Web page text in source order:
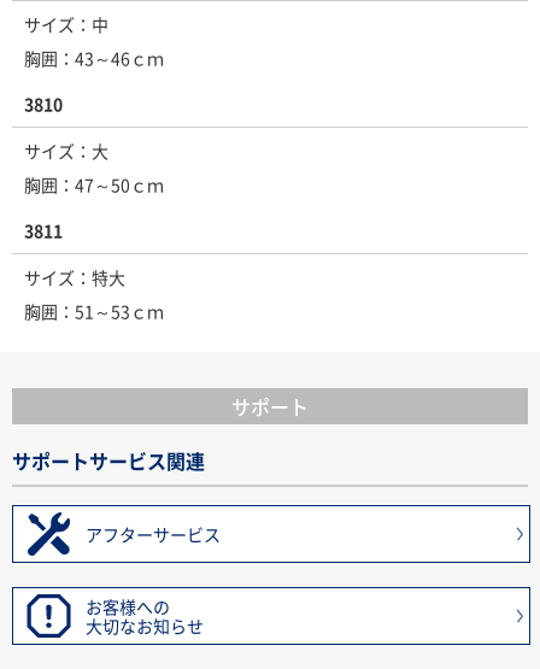
サイズ：中
胸囲：43～46ｃｍ
3810
サイズ：大
胸囲：47～50ｃｍ
3811
サイズ：特大
胸囲：51～53ｃｍ
サポート
サポートサービス関連
アフターサービス
お客様への
大切なお知らせ